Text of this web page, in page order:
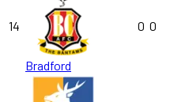
14
Bradford
0 0